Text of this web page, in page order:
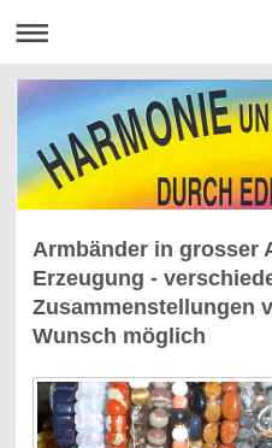
Armbänder in grosser
Erzeugung -
Zusammenstellungen
Wunsch möglich